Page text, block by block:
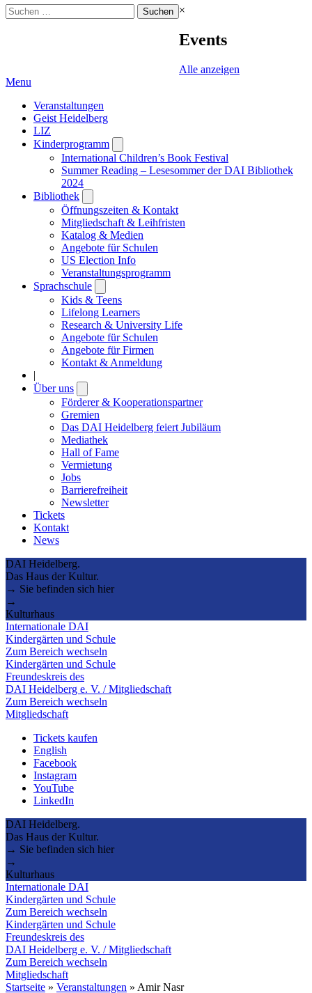
Suchen
nach:
×
Events
Alle anzeigen
Menu
Veranstaltungen
Geist Heidelberg
LIZ
Kinderprogramm
submenu
International Children’s Book Festival
Summer Reading – Lesesommer der DAI Bibliothek
2024
Bibliothek
submenu
Öffnungszeiten & Kontakt
Mitgliedschaft & Leihfristen
Katalog & Medien
Angebote für Schulen
US Election Info
Veranstaltungsprogramm
Sprachschule
submenu
Kids & Teens
Lifelong Learners
Research & University Life
Angebote für Schulen
Angebote für Firmen
Kontakt & Anmeldung
|
Über uns
submenu
Förderer & Kooperationspartner
Gremien
Das DAI Heidelberg feiert Jubiläum
Mediathek
Hall of Fame
Vermietung
Jobs
Barrierefreiheit
Newsletter
Tickets
Kontakt
News
DAI Heidelberg.
Das Haus der Kultur.
→ Sie befinden sich hier
→
Kulturhaus
Internationale DAI
Kindergärten und Schule
Zum Bereich wechseln
Kindergärten und Schule
Freundeskreis des
DAI Heidelberg e. V. / Mitgliedschaft
Zum Bereich wechseln
Mitgliedschaft
Tickets kaufen
English
Facebook
Instagram
YouTube
LinkedIn
DAI Heidelberg.
Das Haus der Kultur.
→ Sie befinden sich hier
→
Kulturhaus
Internationale DAI
Kindergärten und Schule
Zum Bereich wechseln
Kindergärten und Schule
Freundeskreis des
DAI Heidelberg e. V. / Mitgliedschaft
Zum Bereich wechseln
Mitgliedschaft
Startseite » Veranstaltungen » Amir Nasr